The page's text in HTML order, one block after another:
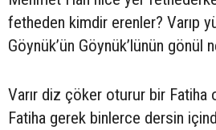
fetheden kimdir erenler? Varıp
Göynük’ün Göynük’lünün gönül
Varır diz çöker oturur bir Fatiha
Fatiha gerek binlerce dersin